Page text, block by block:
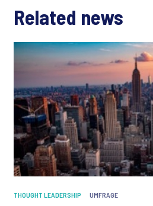
Related news
THOUGHT LEADERSHIP UMFRAGE